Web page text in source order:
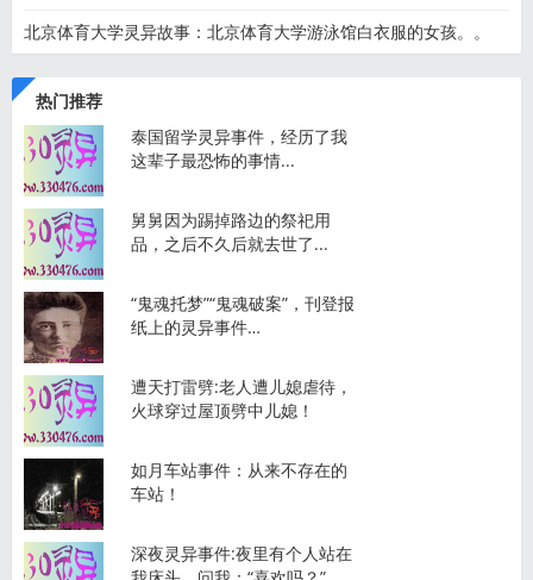
北京体育大学灵异故事：北京体育大学游泳馆白衣服的女孩。。
热门推荐
泰国留学灵异事件，经历了我
这辈子最恐怖的事情...
舅舅因为踢掉路边的祭祀用
品，之后不久后就去世了...
“鬼魂托梦”“鬼魂破案”，刊登报
纸上的灵异事件…
遭天打雷劈:老人遭儿媳虐待，
火球穿过屋顶劈中儿媳！
如月车站事件：从来不存在的
车站！
深夜灵异事件:夜里有个人站在